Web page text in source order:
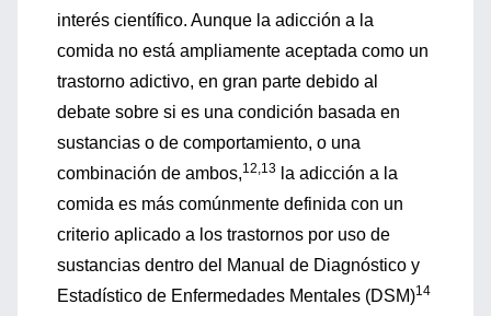
interés científico. Aunque la adicción a la
comida no está ampliamente aceptada como un
trastorno adictivo, en gran parte debido al
debate sobre si es una condición basada en
sustancias o de comportamiento, o una
combinación de ambos,12,13 la adicción a la
comida es más comúnmente definida con un
criterio aplicado a los trastornos por uso de
sustancias dentro del Manual de Diagnóstico y
Estadístico de Enfermedades Mentales (DSM)14